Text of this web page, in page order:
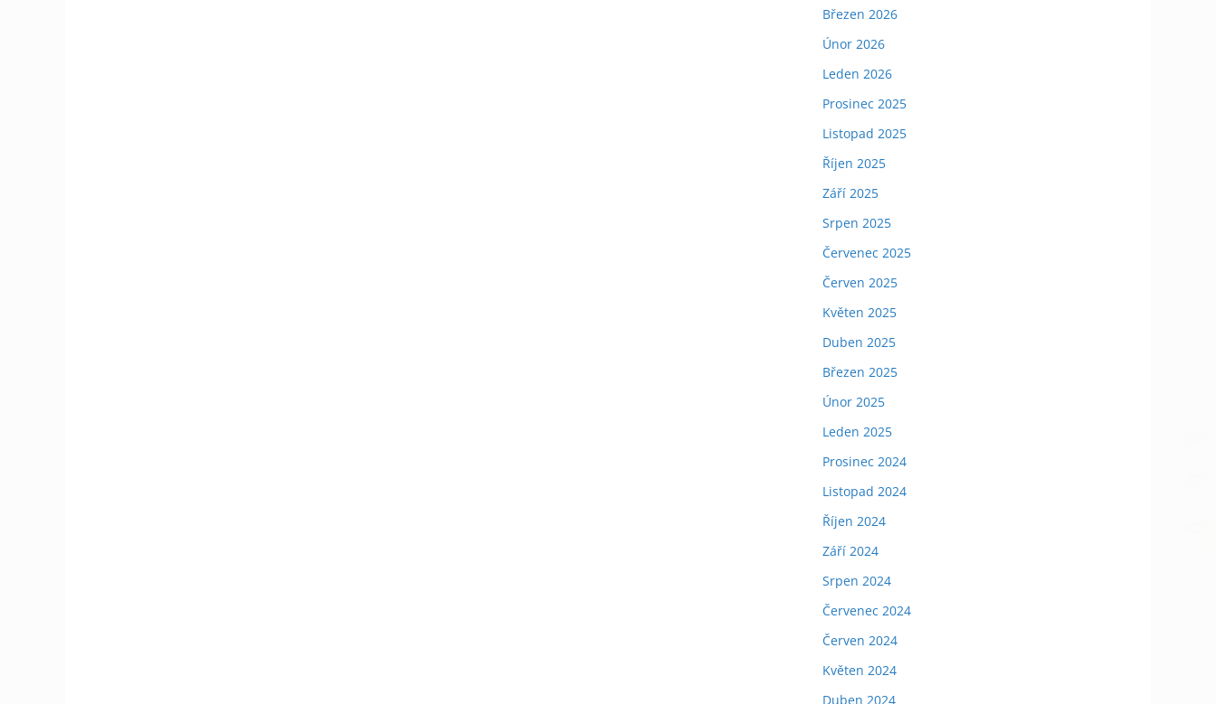
Březen 2026
Únor 2026
Leden 2026
Prosinec 2025
Listopad 2025
Říjen 2025
Září 2025
Srpen 2025
Červenec 2025
Červen 2025
Květen 2025
Duben 2025
Březen 2025
Únor 2025
Leden 2025
Prosinec 2024
Listopad 2024
Říjen 2024
Září 2024
Srpen 2024
Červenec 2024
Červen 2024
Květen 2024
Duben 2024